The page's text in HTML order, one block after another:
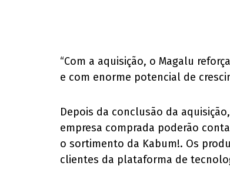
“Com a aquisição, o Magalu
e com enorme potencial de
Depois da conclusão da
empresa comprada poderão
o sortimento da Kabum!. Os
clientes da plataforma de